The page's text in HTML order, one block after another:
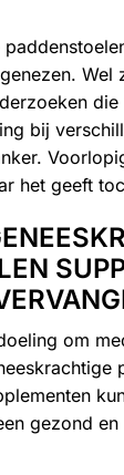
Wel
bij
het geeft
om
gezond